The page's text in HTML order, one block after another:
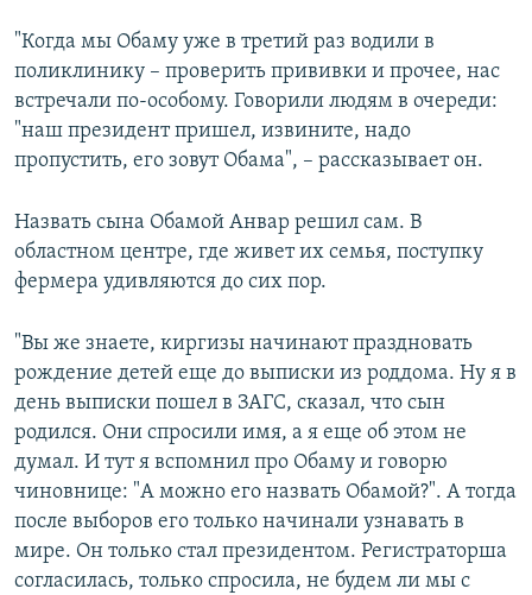
"Когда мы Обаму уже в третий раз водили в
поликлинику – проверить прививки и прочее, нас
встречали по-особому. Говорили людям в очереди:
"наш президент пришел, извините, надо
пропустить, его зовут Обама", – рассказывает он.
Назвать сына Обамой Анвар решил сам. В
областном центре, где живет их семья, поступку
фермера удивляются до сих пор.
"Вы же знаете, киргизы начинают праздновать
рождение детей еще до выписки из роддома. Ну я в
день выписки пошел в ЗАГС, сказал, что сын
родился. Они спросили имя, а я еще об этом не
думал. И тут я вспомнил про Обаму и говорю
чиновнице: "А можно его назвать Обамой?". А тогда
после выборов его только начинали узнавать в
мире. Он только стал президентом. Регистраторша
согласилась, только спросила, не будем ли мы с